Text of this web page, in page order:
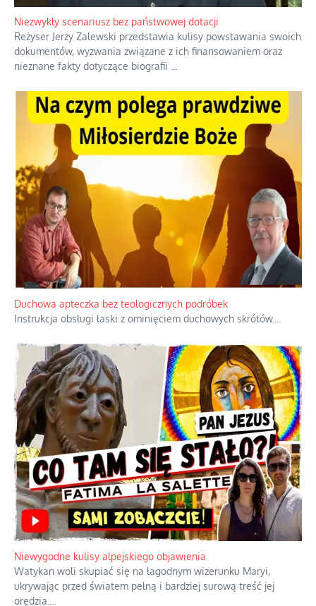
Niezwykły scenariusz bez państwowej dotacji
Reżyser Jerzy Zalewski przedstawia kulisy powstawania swoich
dokumentów, wyzwania związane z ich finansowaniem oraz
nieznane fakty dotyczące biografii
Duchowa apteczka bez teologicznych podróbek
Instrukcja obsługi łaski z ominięciem duchowych skrótów.
Niewygodne kulisy alpejskiego objawienia
Watykan woli skupiać się na łagodnym wizerunku Maryi,
ukrywając przed światem pełną i bardziej surową treść jej
orędzia.